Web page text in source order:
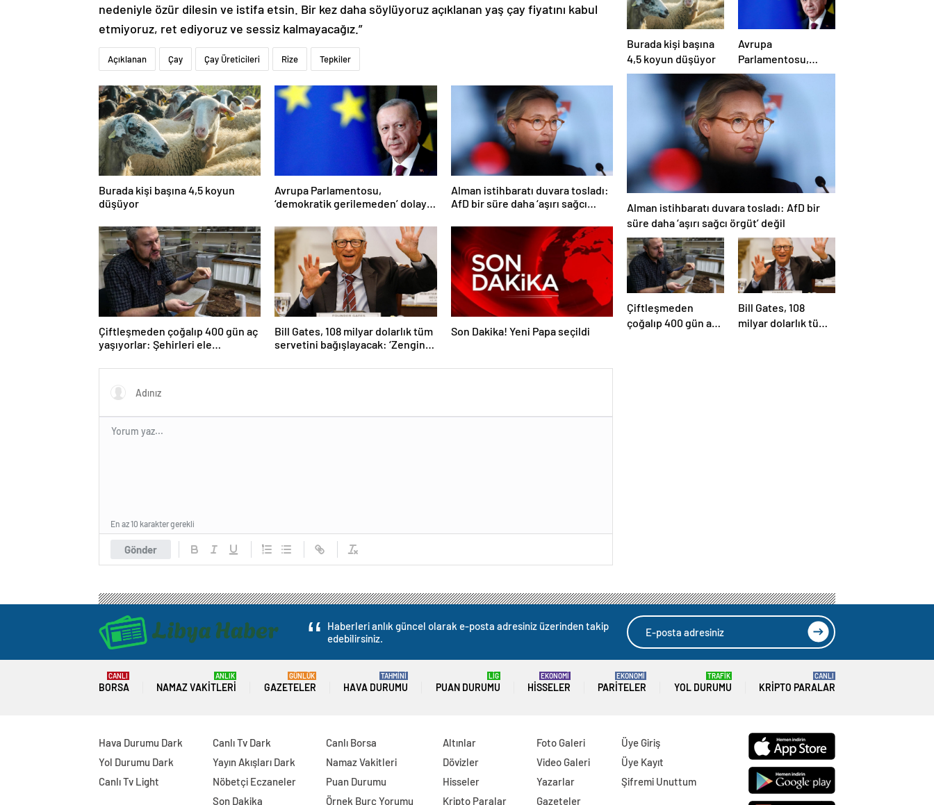
nedeniyle özür dilesin ve istifa etsin. Bir kez daha söylüyoruz açıklanan yaş çay fiyatını kabul
etmiyoruz, ret ediyoruz ve sessiz kalmayacağız.”
Açıklanan Çay Çay Üreticileri Rize Tepkiler
Burada kişi başına 4,5 koyun
düşüyor
Avrupa Parlamentosu,
‘demokratik gerilemeden’ dolayı
süresiz dondu’
Alman istihbaratı duvara tosladı:
AfD bir süre daha ‘aşırı sağcı
Çiftleşmeden çoğalıp 400 gün aç
yaşıyorlar: Şehirleri ele
Bill Gates, 108 milyar dolarlık tüm
servetini bağışlayacak: ‘Zengin
Son Dakika! Yeni Papa seçildi
Gönder
En az 10 karakter gerekli
Burada kişi başına
4,5 koyun düşüyor
Avrupa
Parlamentosu,
‘demokratik
gerilemeden’ dolayı
‘Türkiye’nin AB
üyelik süreci
süresiz dondu’
Alman istihbaratı duvara tosladı: AfD bir
süre daha ‘aşırı sağcı örgüt’ değil
Çiftleşmeden
çoğalıp 400 gün aç
Bill Gates, 108
milyar dolarlık tüm
Haberleri anlık güncel olarak e-posta adresiniz üzerinden takip
edebilirsiniz.
BORSA
CANLI
NAMAZ VAKITLERI
ANLIK
GAZETELER
GÜNLÜK
HAVA DURUMU
TAHMİNİ
PUAN DURUMU
LİG
HISSELER
EKONOMİ
PARITELER
EKONOMİ
YOL DURUMU
TRAFİK
KRIPTO PARALAR
CANLI
Hava Durumu Dark
Yol Durumu Dark
Canlı Tv Light
Canlı Tv Dark
Yayın Akışları Dark
Nöbetçi Eczaneler
Son Dakika
Canlı Borsa
Namaz Vakitleri
Puan Durumu
Örnek Burç Yorumu
Altınlar
Dövizler
Hisseler
Kripto Paralar
Foto Galeri
Video Galeri
Yazarlar
Gazeteler
Üye Giriş
Üye Kayıt
Şifremi Unuttum